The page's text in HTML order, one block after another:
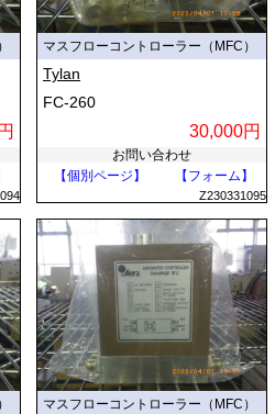
マスフローコントローラー（MFC）
Tylan
FC-260
30,000円
お問い合わせ
【個別ページ】
【フォーム】
Z230331095
マスフローコントローラー（MFC）